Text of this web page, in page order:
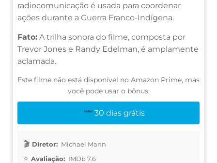
radiocomunicação é usada para coordenar
ações durante a Guerra Franco-Indígena.
Fato: A trilha sonora do filme, composta por
Trevor Jones e Randy Edelman, é amplamente
aclamada.
Este filme não está disponível no Amazon Prime, mas
você pode usar o bônus:
30 dias grátis
Diretor: Michael Mann
Avaliação: IMDb 7.6